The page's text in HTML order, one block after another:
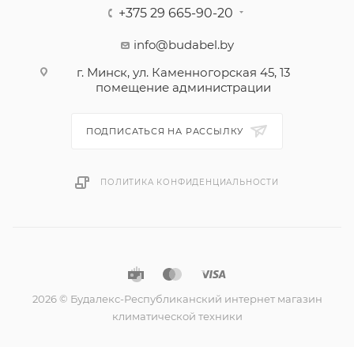
+375 29 665-90-20
info@budabel.by
г. Минск, ул. Каменногорская 45, 13
помещение администрации
ПОДПИСАТЬСЯ НА РАССЫЛКУ
ПОЛИТИКА КОНФИДЕНЦИАЛЬНОСТИ
2026 © Будалекс-Республиканский интернет магазин
климатической техники